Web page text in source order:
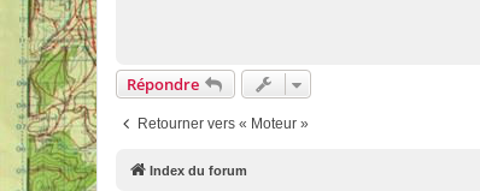
Répondre
Retourner vers « Moteur »
Index du forum